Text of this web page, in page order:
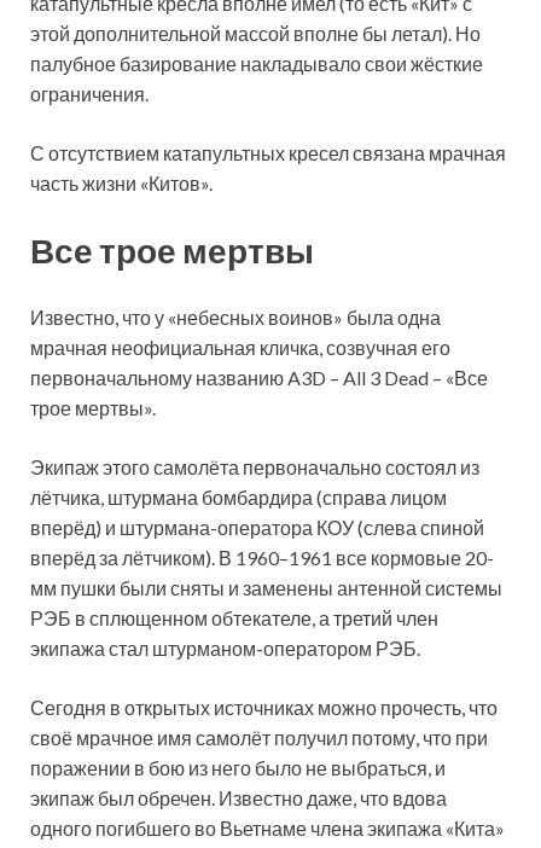
этой дополнительной массой вполне бы летал). Но
палубное базирование накладывало свои жёсткие
ограничения.
С отсутствием катапультных кресел связана мрачная
часть жизни «Китов».
Все трое мертвы
Известно, что у «небесных воинов» была одна
мрачная неофициальная кличка, созвучная его
первоначальному названию A3D – All 3 Dead – «Все
трое мертвы».
Экипаж этого самолёта первоначально состоял из
лётчика, штурмана бомбардира (справа лицом
вперёд) и штурмана-оператора КОУ (слева спиной
вперёд за лётчиком). В 1960–1961 все кормовые 20-
мм пушки были сняты и заменены антенной системы
РЭБ в сплющенном обтекателе, а третий член
экипажа стал штурманом-оператором РЭБ.
Сегодня в открытых источниках можно прочесть, что
своё мрачное имя самолёт получил потому, что при
поражении в бою из него было не выбраться, и
экипаж был обречен. Известно даже, что вдова
одного погибшего во Вьетнаме члена экипажа «Кита»